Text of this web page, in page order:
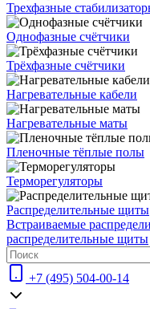
Трехфазные
Однофазные счётчики
Трёхфазные счётчики
Нагревательные кабели
Нагревательные маты
Пленочные тёплые полы
Терморегуляторы
Распределительные щиты
Встраиваемые
распределительные щиты
+7 (495) 504-00-14